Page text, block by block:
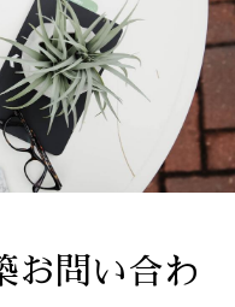
お問い合わ